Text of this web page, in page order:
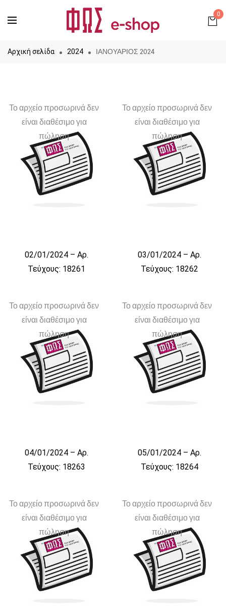
0
Αρχική σελίδα 2024 ΙΑΝΟΥΑΡΙΟΣ 2024
Το αρχείο προσωρινά δεν
είναι διαθέσιμο για
πώληση
02/01/2024 – Αρ.
Τεύχους: 18261
Το αρχείο προσωρινά δεν
είναι διαθέσιμο για
πώληση
03/01/2024 – Αρ.
Τεύχους: 18262
Το αρχείο προσωρινά δεν
είναι διαθέσιμο για
πώληση
04/01/2024 – Αρ.
Τεύχους: 18263
Το αρχείο προσωρινά δεν
είναι διαθέσιμο για
πώληση
05/01/2024 – Αρ.
Τεύχους: 18264
Το αρχείο προσωρινά δεν
είναι διαθέσιμο για
πώληση
Το αρχείο προσωρινά δεν
είναι διαθέσιμο για
πώληση